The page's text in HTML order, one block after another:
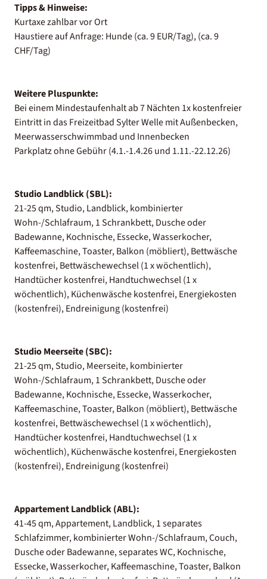
Tipps & Hinweise:
Kurtaxe zahlbar vor Ort
Haustiere auf Anfrage: Hunde (ca. 9 EUR/Tag), (ca. 9
CHF/Tag)
Weitere Pluspunkte:
Bei einem Mindestaufenhalt ab 7 Nächten 1x kostenfreier
Eintritt in das Freizeitbad Sylter Welle mit Außenbecken,
Meerwasserschwimmbad und Innenbecken
Parkplatz ohne Gebühr (4.1.-1.4.26 und 1.11.-22.12.26)
Studio Landblick (SBL):
21-25 qm, Studio, Landblick, kombinierter
Wohn-/Schlafraum, 1 Schrankbett, Dusche oder
Badewanne, Kochnische, Essecke, Wasserkocher,
Kaffeemaschine, Toaster, Balkon (möbliert), Bettwäsche
kostenfrei, Bettwäschewechsel (1 x wöchentlich),
Handtücher kostenfrei, Handtuchwechsel (1 x
wöchentlich), Küchenwäsche kostenfrei, Energiekosten
(kostenfrei), Endreinigung (kostenfrei)
Studio Meerseite (SBC):
21-25 qm, Studio, Meerseite, kombinierter
Wohn-/Schlafraum, 1 Schrankbett, Dusche oder
Badewanne, Kochnische, Essecke, Wasserkocher,
Kaffeemaschine, Toaster, Balkon (möbliert), Bettwäsche
kostenfrei, Bettwäschewechsel (1 x wöchentlich),
Handtücher kostenfrei, Handtuchwechsel (1 x
wöchentlich), Küchenwäsche kostenfrei, Energiekosten
(kostenfrei), Endreinigung (kostenfrei)
Appartement Landblick (ABL):
41-45 qm, Appartement, Landblick, 1 separates
Schlafzimmer, kombinierter Wohn-/Schlafraum, Couch,
Dusche oder Badewanne, separates WC, Kochnische,
Essecke, Wasserkocher, Kaffeemaschine, Toaster, Balkon